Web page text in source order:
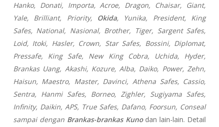
Hanko, Donati, Importa, Acroe, Dragon, Chaisar, Giant,
Yale, Brilliant, Priority,
Okida, Yunika, President, King
Safes, National, Nasional, Brother, Tiger, Sargent Safes,
Loid, Itoki, Hasler, Crown, Star Safes, Bossini, Diplomat,
Pressafe, King Safe, New King Cobra, Uchida, Hyder,
Brankas Uang, Akashi, Kozure, Alba, Daiko, Power, Zehn,
Haisun, Maestro, Master, Davinci, Athena Safes, Cassio,
Sentra, Hanmi Safes, Borneo, Zighler, Sugiyama Safes,
Infinity, Daikin, APS, True Safes, Dafano, Foorsun, Conseal
sampai dengan Brankas-brankas Kunodan lain-lain. Detail